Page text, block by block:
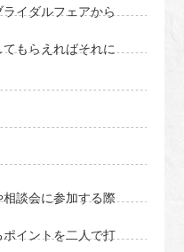
イダルフェアから
もらえればそれに
談会に参加する際
イントを二人で打